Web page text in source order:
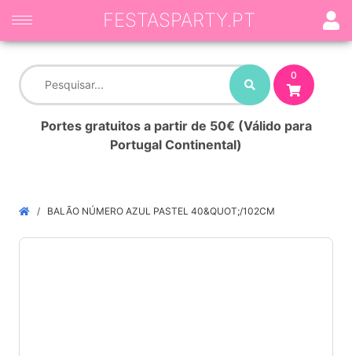
0
Portes gratuitos a partir de 50€ (Válido para
Portugal Continental)
FESTASPARTY.PT
BALÃO NÚMERO AZUL PASTEL 40&QUOT;/102CM